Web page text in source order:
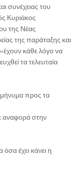
συνέχειας του
Κυριάκος
της Νέας
της παράταξης και
κάθε λόγο να
τα τελευταία
μήνυμα προς τα
αναφορά στην
έχει κάνει η